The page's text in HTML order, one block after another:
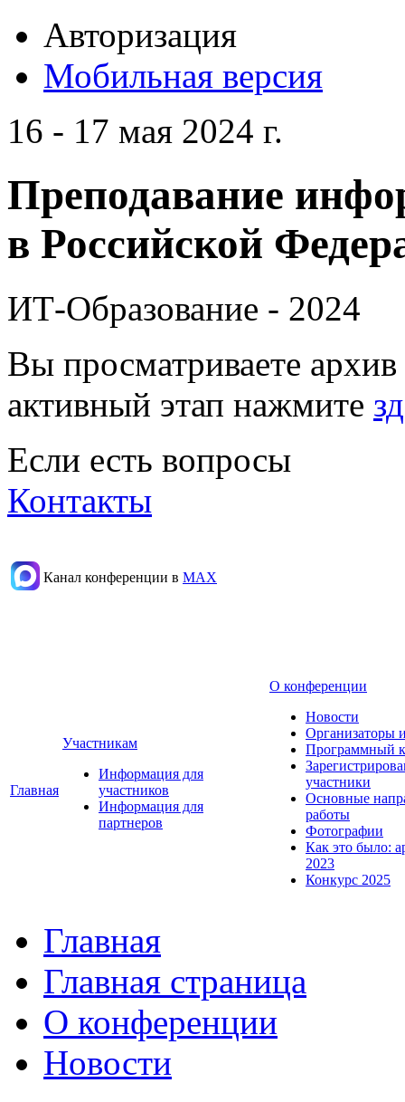
Авторизация
Мобильная версия
16 - 17 мая 2024 г.
Преподавание
в Российской
ИТ-Образование - 2024
Вы просматриваете
активный этап нажмите
Если есть вопросы
Контакты
Канал конференции в МАХ
Главная
Участникам
Информация для
участников
Информация для
партнеров
О конференции
Новости
Организаторы
Программный
участники
Основные
работы
Фотографии
Как это было:
2023
Конкурс 2025
Главная
Главная страница
О конференции
Новости